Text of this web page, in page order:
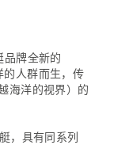
牌全新的
的人群而生，传
海洋的视界）的
，具有同系列